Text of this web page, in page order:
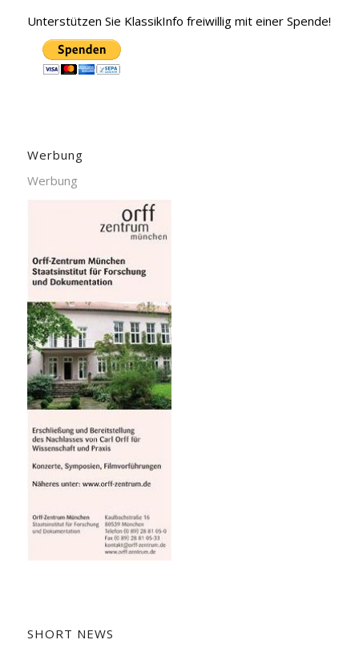
Unterstützen Sie KlassikInfo freiwillig mit einer Spende!
Werbung
Werbung
SHORT NEWS